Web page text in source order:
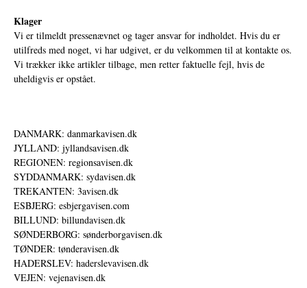
Klager
Vi er tilmeldt pressenævnet og tager ansvar for indholdet. Hvis du er
utilfreds med noget, vi har udgivet, er du velkommen til at kontakte os.
Vi trækker ikke artikler tilbage, men retter faktuelle fejl, hvis de
uheldigvis er opstået.
DANMARK: danmarkavisen.dk
JYLLAND: jyllandsavisen.dk
REGIONEN: regionsavisen.dk
SYDDANMARK: sydavisen.dk
TREKANTEN: 3avisen.dk
ESBJERG: esbjergavisen.com
BILLUND: billundavisen.dk
SØNDERBORG: sønderborgavisen.dk
TØNDER: tønderavisen.dk
HADERSLEV: haderslevavisen.dk
VEJEN: vejenavisen.dk